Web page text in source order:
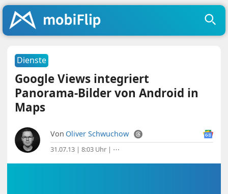
Dienste
Google Views integriert
Panorama-Bilder von Android in
Maps
Von Oliver Schwuchow
31.07.13 | 8:03 Uhr | ⋯